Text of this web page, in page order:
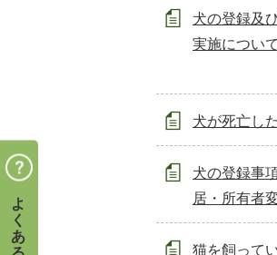
犬の登録及
実施について
犬が死亡し
犬の登録事
居・所有者変
猫を飼って
よくある質問